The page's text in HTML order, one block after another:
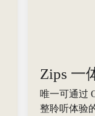
Zips 一
唯一可通过
整聆听体验